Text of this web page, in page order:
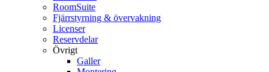
RoomSuite
Fjärrstyrning & övervakning
Licenser
Reservdelar
Övrigt
Galler